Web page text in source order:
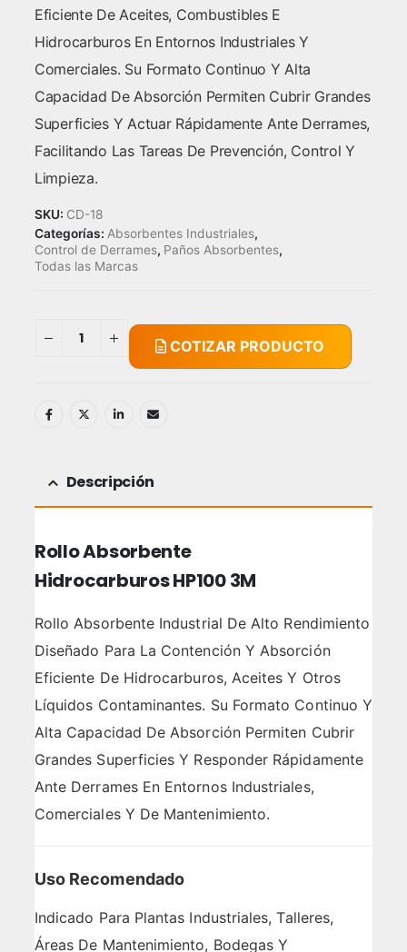
Eficiente De Aceites, Combustibles E
Hidrocarburos En Entornos Industriales Y
Comerciales. Su Formato Continuo Y Alta
Capacidad De Absorción Permiten Cubrir Grandes
Superficies Y Actuar Rápidamente Ante Derrames,
Facilitando Las Tareas De Prevención, Control Y
Limpieza.
SKU: CD-18
Categorías: Absorbentes Industriales,
Control de Derrames, Paños Absorbentes,
Todas las Marcas
COTIZAR PRODUCTO
Descripción
Rollo Absorbente
Hidrocarburos HP100 3M
Rollo Absorbente Industrial De Alto Rendimiento
Diseñado Para La Contención Y Absorción
Eficiente De Hidrocarburos, Aceites Y Otros
Líquidos Contaminantes. Su Formato Continuo Y
Alta Capacidad De Absorción Permiten Cubrir
Grandes Superficies Y Responder Rápidamente
Ante Derrames En Entornos Industriales,
Comerciales Y De Mantenimiento.
Uso Recomendado
Indicado Para Plantas Industriales, Talleres,
Áreas De Mantenimiento, Bodegas Y